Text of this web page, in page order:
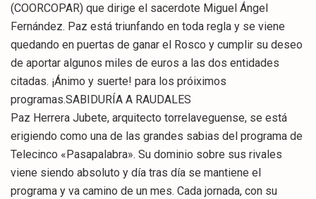
(COORCOPAR) que dirige el sacerdote Miguel Ángel
Fernández. Paz está triunfando en toda regla y se viene
quedando en puertas de ganar el Rosco y cumplir su deseo
de aportar algunos miles de euros a las dos entidades
citadas. ¡Ánimo y suerte! para los próiximos
programas.SABIDURÍA A RAUDALES
Paz Herrera Jubete, arquitecto torrelaveguense, se está
erigiendo como una de las grandes sabias del programa de
Telecinco «Pasapalabra». Su dominio sobre sus rivales
viene siendo absoluto y día tras día se mantiene el
programa y va camino de un mes. Cada jornada, con su